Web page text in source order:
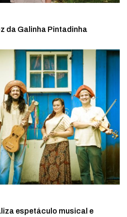
da Galinha Pintadinha
espetáculo musical e